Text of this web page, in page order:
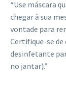
“Use máscara
chegar à sua
vontade para
Certifique-se de
desinfetante
no jantar).”